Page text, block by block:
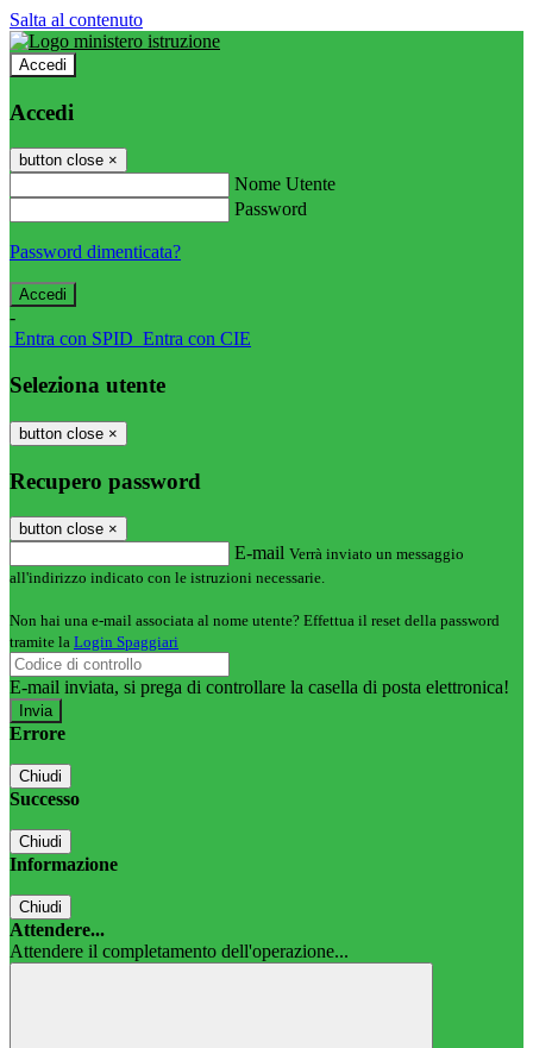
Salta al contenuto
Accedi
Accedi
button close ×
Nome Utente
Password
Password dimenticata?
-
Entra con SPID Entra con CIE
Seleziona utente
button close ×
Recupero password
button close ×
E-mail Verrà inviato un messaggio
all'indirizzo indicato con le istruzioni necessarie.
Non hai una e-mail associata al nome utente? Effettua il reset della password
tramite la Login Spaggiari
E-mail inviata, si prega di controllare la casella di posta elettronica!
Errore
Chiudi
Successo
Chiudi
Informazione
Chiudi
Attendere...
Attendere il completamento dell'operazione...